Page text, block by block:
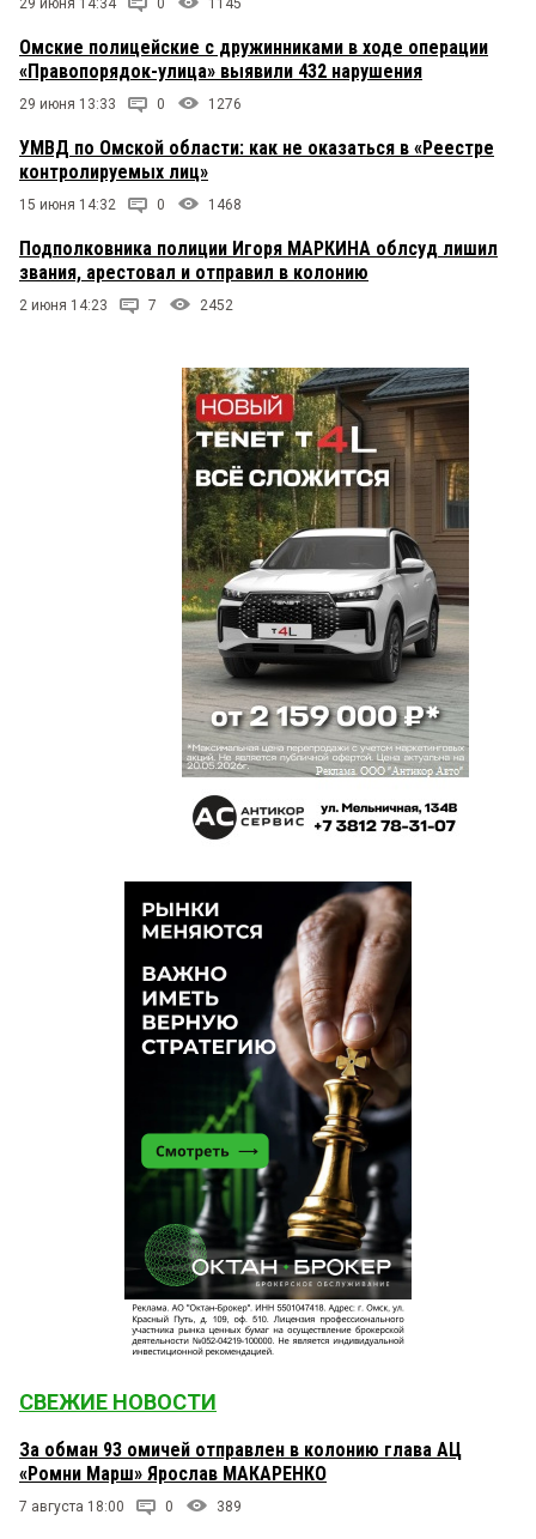
29 июня 14:34 0 1145
Омские полицейские с дружинниками в ходе операции
«Правопорядок-улица» выявили 432 нарушения
29 июня 13:33 0 1276
УМВД по Омской области: как не оказаться в «Реестре
контролируемых лиц»
15 июня 14:32 0 1468
Подполковника полиции Игоря МАРКИНА облсуд лишил
звания, арестовал и отправил в колонию
2 июня 14:23 7 2452
СВЕЖИЕ НОВОСТИ
За обман 93 омичей отправлен в колонию глава АЦ
«Ромни Марш» Ярослав МАКАРЕНКО
7 августа 18:00 0 389